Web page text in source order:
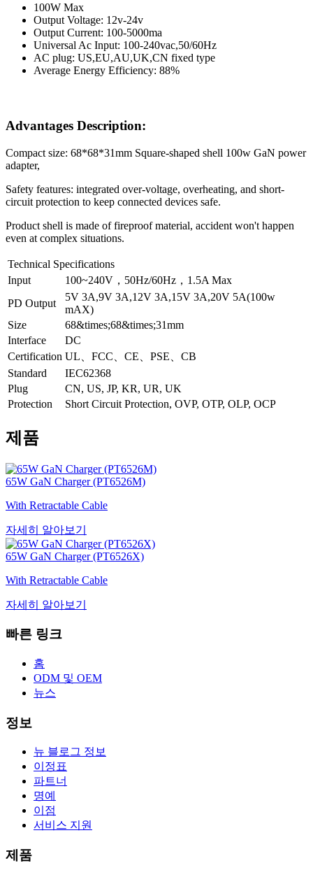
100W Max
Output Voltage: 12v-24v
Output Current: 100-5000ma
Universal Ac Input: 100-240vac,50/60Hz
AC plug: US,EU,AU,UK,CN fixed type
Average Energy Efficiency: 88%
Advantages Description:
Compact size: 68*68*31mm Square-shaped shell 100w GaN power
adapter,
Safety features: integrated over-voltage, overheating, and short-
circuit protection to keep connected devices safe.
Product shell is made of fireproof material, accident won't happen
even at complex situations.
Technical Specifications
Input
100~240V，50Hz/60Hz，1.5A Max
PD Output
5V 3A,9V 3A,12V 3A,15V 3A,20V 5A(100w
mAX)
Size
68&times;68&times;31mm
Interface
DC
Certification UL、FCC、CE、PSE、CB
Standard
IEC62368
Plug
CN, US, JP, KR, UR, UK
Protection
Short Circuit Protection, OVP, OTP, OLP, OCP
제품
65W GaN Charger (PT6526M)
With Retractable Cable
자세히 알아보기
65W GaN Charger (PT6526X)
With Retractable Cable
자세히 알아보기
빠른 링크
홈
ODM 및 OEM
뉴스
정보
뉴 블로그 정보
이정표
파트너
명예
이점
서비스 지원
제품